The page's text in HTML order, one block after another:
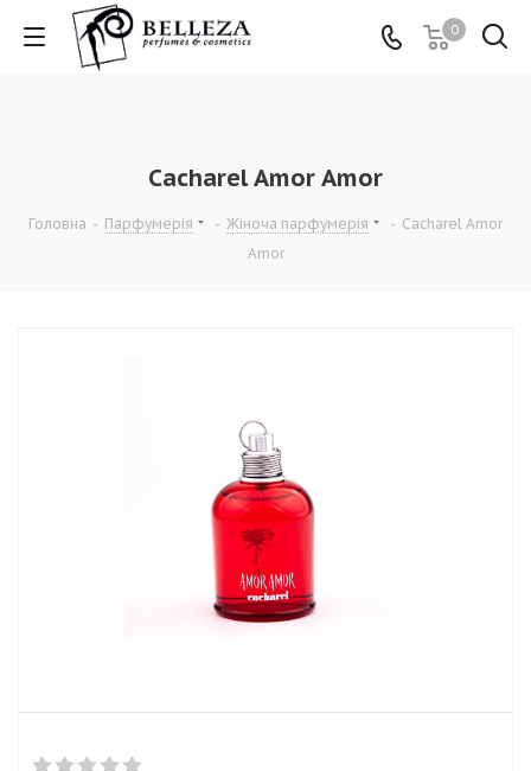
0
Cacharel Amor Amor
Головна - Парфумерія - Жіноча парфумерія - Cacharel Amor
Amor